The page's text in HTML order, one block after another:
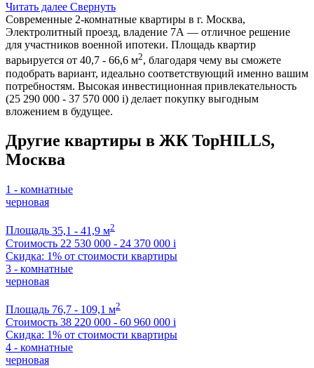
Читать далее Свернуть
Современные 2-комнатные квартиры в г. Москва,
Электролитный проезд, владение 7А — отличное решение
для участников военной ипотеки. Площадь квартир
варьируется от 40,7 - 66,6 м2, благодаря чему вы сможете
подобрать вариант, идеально соответствующий именно вашим
потребностям. Высокая инвестиционная привлекательность
(25 290 000 - 37 570 000 i) делает покупку выгодным
вложением в будущее.
Другие квартиры в ЖК TopHILLS,
Москва
1 - комнатные
черновая
Площадь 35,1 - 41,9 м2
Стоимость 22 530 000 - 24 370 000 i
Скидка: 1% от стоимости квартиры
3 - комнатные
черновая
Площадь 76,7 - 109,1 м2
Стоимость 38 220 000 - 60 960 000 i
Скидка: 1% от стоимости квартиры
4 - комнатные
черновая